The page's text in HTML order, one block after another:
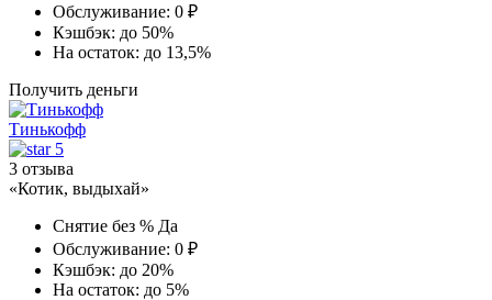
Обслуживание: 0 ₽
Кэшбэк: до 50%
На остаток: до 13,5%
Получить деньги
Тинькофф
5
3 отзыва
«Котик, выдыхай»
Снятие без % Да
Обслуживание: 0 ₽
Кэшбэк: до 20%
На остаток: до 5%